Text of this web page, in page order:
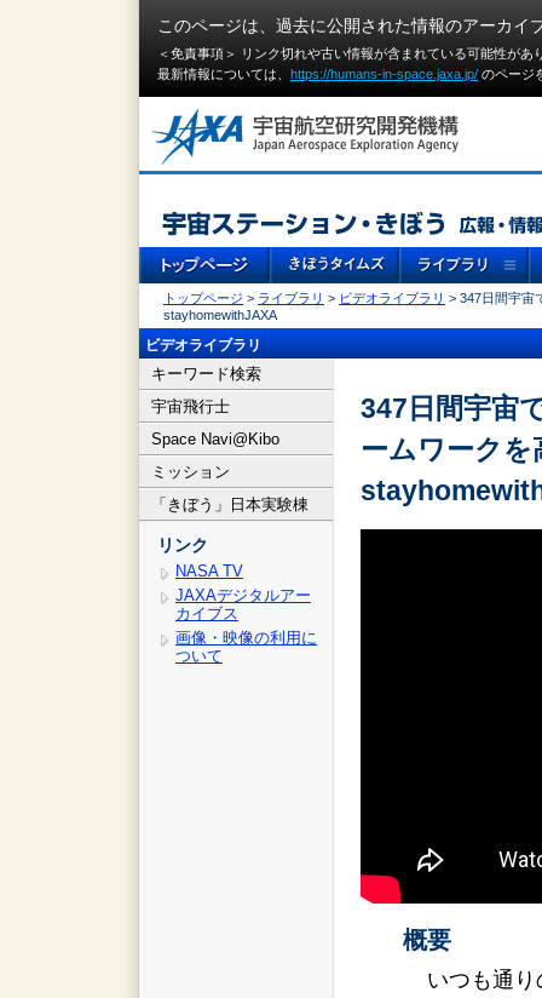
このページは、過去に公開された情報のアーカイ
＜免責事項＞ リンク切れや古い情報が含まれている可能性が
最新情報については、 https://humans-in-space.jaxa.jp/ のページ
トップページ > ライブラリ > ビデオライブラリ > 347日間宇宙
stayhomewithJAXA
ビデオライブラリ
キーワード検索
宇宙飛行士
Space Navi@Kibo
ミッション
「きぼう」日本実験棟
リンク
NASA TV
JAXAデジタルアー
カイブス
画像・映像の利用に
ついて
347日間宇宙
ームワーク
概要
いつも通